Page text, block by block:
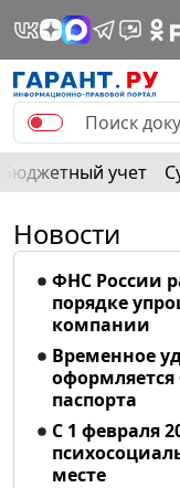
Бюджетный учет
Новости
ФНС России
порядке
компании
Временное
оформляется
паспорта
С 1 февраля
месте